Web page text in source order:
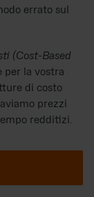
errato sul
(Cost-Based
per la vostra
di costo
prezzi
redditizi.